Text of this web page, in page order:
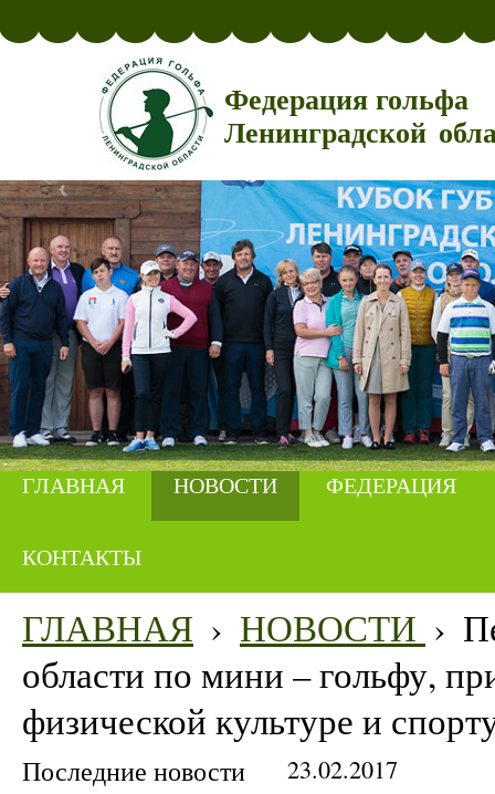
Федерация гольфа
Ленинградской
ГЛАВНАЯ НОВОСТИ ФЕДЕРАЦИЯ
КОНТАКТЫ
ГЛАВНАЯ › НОВОСТИ ›
области по мини – гольфу,
физической культуре и
Последние новости 23.02.2017